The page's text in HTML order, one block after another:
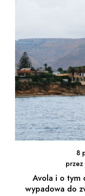
8
przez
Avola i o tym
wypadowa do